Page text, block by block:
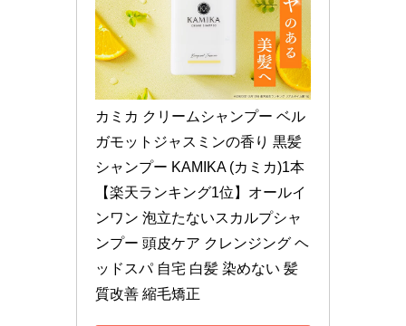
カミカ クリームシャンプー ベル
ガモットジャスミンの香り 黒髪
シャンプー KAMIKA (カミカ)1本
【楽天ランキング1位】オールイ
ンワン 泡立たないスカルプシャ
ンプー 頭皮ケア クレンジング ヘ
ッドスパ 自宅 白髪 染めない 髪
質改善 縮毛矯正